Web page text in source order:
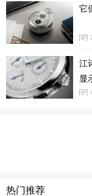
尽管表径和材质
的百达翡丽
接的两件式表壳（
6.9毫米。
它
江
显
热门推荐